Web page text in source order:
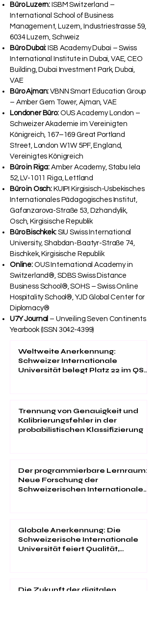
Büro Luzern: ISBM Switzerland –
International School of Business
Management, Luzern, Industriestrasse 59,
6034 Luzern, Schweiz
Büro Dubai: ISB Academy Dubai – Swiss
International Institute in Dubai, VAE, CEO
Building, Dubai Investment Park, Dubai,
VAE
Büro Ajman: VBNN Smart Education Group
– Amber Gem Tower, Ajman, VAE
Londoner Büro:OUS Academy London –
Schweizer Akademie im Vereinigten
Königreich, 167–169 Great Portland
Street, London W1W 5PF, England,
Vereinigtes Königreich
Büro in Riga: Amber Academy, Stabu Iela
52, LV-1011 Riga, Lettland
Büro in Osch: KUIPI Kirgisisch-Usbekisches
Internationales Pädagogisches Institut,
Gafanzarova-Straße 53, Dzhandylik,
Osch, Kirgisische Republik
Büro Bischkek:SIU Swiss International
University, Shabdan-Baatyr-Straße 74,
Bischkek, Kirgisische Republik
Online:OUS International Academy in
Switzerland®, SDBS Swiss Distance
Business School®, SOHS – Swiss Online
Hospitality School®, YJD Global Center for
Diplomacy®
U7Y Journal – Unveiling Seven Continents
Yearbook (ISSN 3042-4399)
Weltweite Anerkennung:
Schweizer Internationale
Universität belegt Platz 22 im QS
Trennung von Genauigkeit und
Kalibrierungsfehler in der
probabilistischen Klassifizierung
Der programmierbare Lernraum:
Neue Forschung der
Schweizerischen Internationalen
Globale Anerkennung: Die
Schweizerische Internationale
Universität feiert Qualität,
Die Zukunft der digitalen